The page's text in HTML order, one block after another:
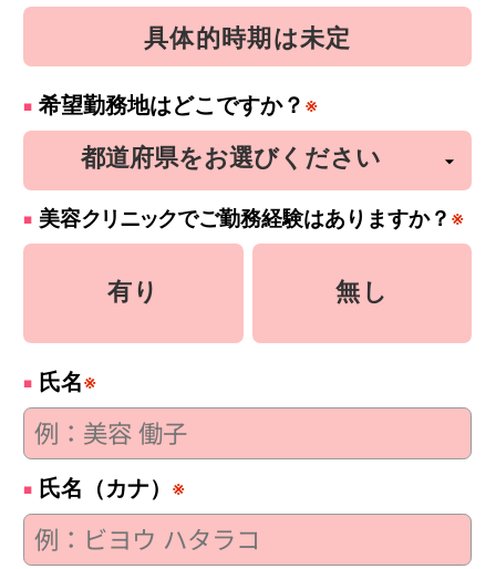
具体的時期は未定
希望勤務地はどこですか？ ※
美容クリニックでご勤務経験はありますか？ ※
有り 無し
氏名※
氏名（カナ） ※